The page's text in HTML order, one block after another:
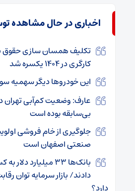
اخباری در حال مشاهده
تکلیف همسان سازی حقوق
کارگری در ۱۴۰۴ یکسره شد
این خودروها دیگر سهمیه
بی‌سابقه بوده است
جلوگیری از خام فروشی
صنعتی اصفهان است
بانک‌ها ۳۳ میلیارد
دادند/ بازار سرمایه توان
دارد؟